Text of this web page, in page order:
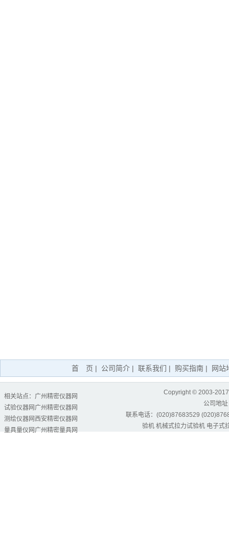
首 页 | 公司简介 | 联系我们 | 购买指南 | 网站
相关站点： 广州精密仪器网
试验仪器网 广州精密仪器网
测绘仪器网 西安精密仪器网
量具量仪网 广州精密量具网
Copyright © 2003-2017
公司地
联系电话：(020)87683529
验机 机械式拉力试验机 电子式